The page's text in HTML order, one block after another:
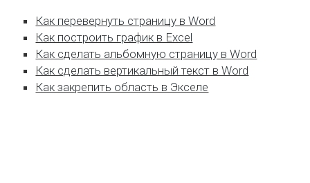
Как перевернуть страницу в Word
Как построить график в Excel
Как сделать альбомную страницу в Word
Как сделать вертикальный текст в Word
Как закрепить область в Экселе